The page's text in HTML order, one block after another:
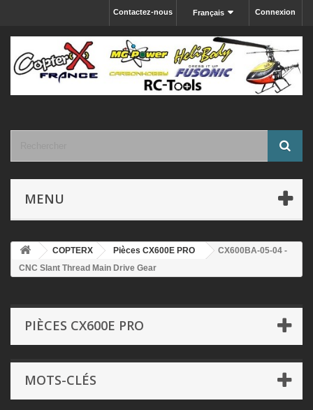
Connexion
Français
Contactez-nous
MENU
COPTERX Pièces CX600E PRO
CX600BA-05-04 -
CNC Slant Thread Main Drive Gear
PIÈCES CX600E PRO
MOTS-CLÉS